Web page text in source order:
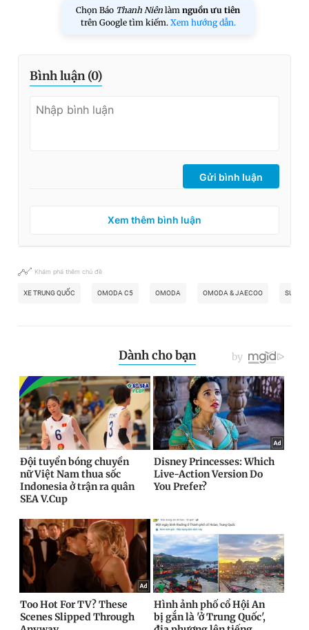
Chọn Báo Thanh Niên làm nguồn ưu tiên
trên Google tìm kiếm. Xem hướng dẫn.
Bình luận (0)
Gửi bình luận
Xem thêm bình luận
Khám phá thêm chủ đề
XE TRUNG QUỐC OMODA C5 OMODA OMODA & JAECOO SUV